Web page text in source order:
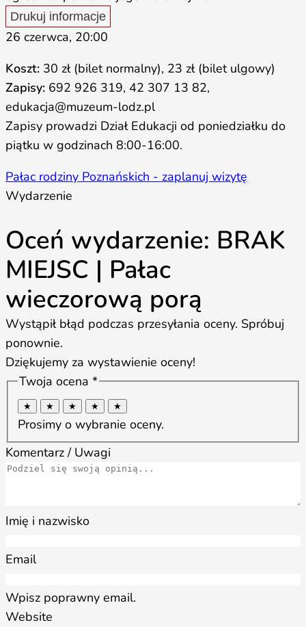
Drukuj informacje
26 czerwca, 20:00
Koszt: 30 zł (bilet normalny), 23 zł (bilet ulgowy)
Zapisy: 692 926 319, 42 307 13 82,
edukacja@muzeum-lodz.pl
Zapisy prowadzi Dział Edukacji od poniedziałku do
piątku w godzinach 8:00-16:00.
Pałac rodziny Poznańskich - zaplanuj wizytę
Wydarzenie
Oceń wydarzenie: BRAK
MIEJSC | Pałac
wieczorową porą
Wystąpił błąd podczas przesyłania oceny. Spróbuj
ponownie.
Dziękujemy za wystawienie oceny!
Twoja ocena *
★ ★ ★ ★ ★
Prosimy o wybranie oceny.
Komentarz / Uwagi
Imię i nazwisko
Email
Wpisz poprawny email.
Website